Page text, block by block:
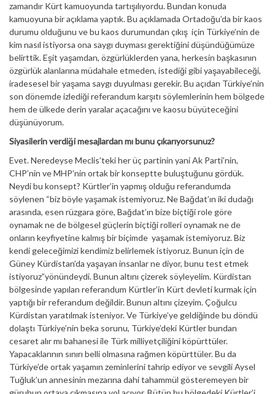
zamandır Kürt kamuoyunda tartışılıyordu. Bundan konuda
kamuoyuna bir açıklama yaptık. Bu açıklamada Ortadoğu’da bir kaos
durumu olduğunu ve bu kaos durumundan çıkış için Türkiye’nin de
kim nasıl istiyorsa ona saygı duyması gerektiğini düşündüğümüze
belirttik. Eşit yaşamdan, özgürlüklerden yana, herkesin başkasının
özgürlük alanlarına müdahale etmeden, istediği gibi yaşayabileceği,
iradesesel bir yaşama saygı duyulması gerekir. Bu açıdan Türkiye’nin
son dönemde izlediği referandum karşıtı söylemlerinin hem bölgede
hem de ülkede derin yaralar açacağını ve kaosu büyüteceğini
düşünüyorum.
Siyasilerin verdiği mesajlardan mı bunu çıkarıyorsunuz?
Evet. Neredeyse Meclis’teki her üç partinin yani Ak Parti’nin,
CHP’nin ve MHP’nin ortak bir konseptte buluştuğunu gördük.
Neydi bu konsept? Kürtler’in yapmış olduğu referandumda
söylenen “biz böyle yaşamak istemiyoruz. Ne Bağdat’ın iki dudağı
arasında, esen rüzgara göre, Bağdat’ın bize biçtiği role göre
oynamak ne de bölgesel güçlerin biçtiği rolleri oynamak ne de
onların keyfiyetine kalmış bir biçimde yaşamak istemiyoruz. Biz
kendi geleceğimizi kendimiz belirlemek istiyoruz. Bunun için de
Güney Kürdistan’da yaşayan insanlar ne diyor, bunu test etmek
istiyoruz”yönündeydi. Bunun altını çizerek söyleyelim. Kürdistan
bölgesinde yapılan referandum Kürtler’in Kürt devleti kurmak için
yaptığı bir referandum değildir. Bunun altını çizeyim. Çoğulcu
Kürdistan yaratılmak isteniyor. Ve Türkiye’ye geldiğinde bu döndü
dolaştı Türkiye’nin beka sorunu, Türkiye’deki Kürtler bundan
cesaret alır mı bahanesi ile Türk milliyetçiliğini köpürttüler.
Yapacaklarının sınırı belli olmasına rağmen köpürttüler. Bu da
Türkiye’de ortak yaşamın zeminlerini tahrip ediyor ve sevgili Aysel
Tuğluk’un annesinin mezarına dahi tahammül gösteremeyen bir